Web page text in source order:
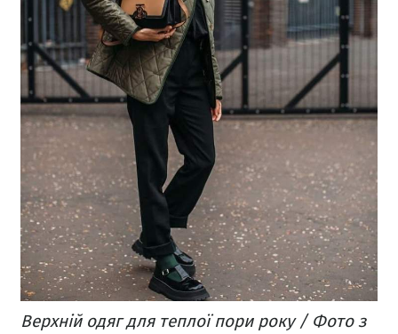
Верхній одяг для теплої пори року / Фото з